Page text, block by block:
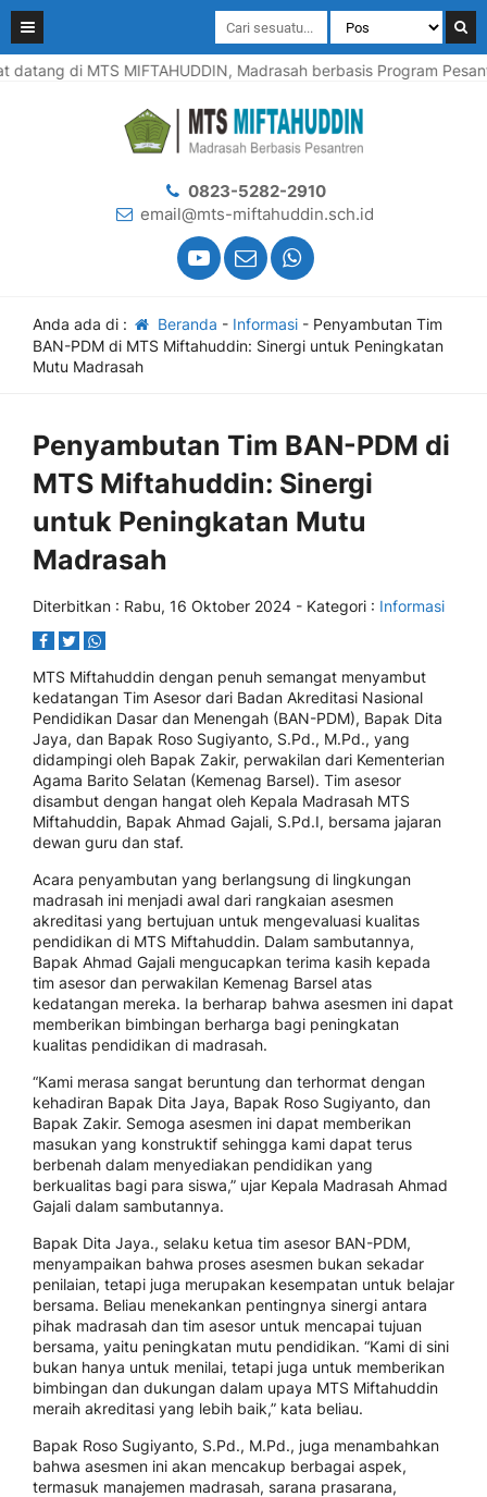
di MTS MIFTAHUDDIN, Madrasah berbasis Program
0823-5282-2910
email@mts-miftahuddin.sch.id
Anda ada di : Beranda - Informasi- Penyambutan Tim
BAN-PDM di MTS Miftahuddin: Sinergi untuk Peningkatan
Mutu Madrasah
Penyambutan Tim BAN-PDM di
MTS Miftahuddin: Sinergi
untuk Peningkatan Mutu
Madrasah
Diterbitkan : Rabu, 16 Oktober 2024 - Kategori : Informasi
MTS Miftahuddin dengan penuh semangat menyambut
kedatangan Tim Asesor dari Badan Akreditasi Nasional
Pendidikan Dasar dan Menengah (BAN-PDM), Bapak Dita
Jaya, dan Bapak Roso Sugiyanto, S.Pd., M.Pd., yang
didampingi oleh Bapak Zakir, perwakilan dari Kementerian
Agama Barito Selatan (Kemenag Barsel). Tim asesor
disambut dengan hangat oleh Kepala Madrasah MTS
Miftahuddin, Bapak Ahmad Gajali, S.Pd.I, bersama jajaran
dewan guru dan staf.
Acara penyambutan yang berlangsung di lingkungan
madrasah ini menjadi awal dari rangkaian asesmen
akreditasi yang bertujuan untuk mengevaluasi kualitas
pendidikan di MTS Miftahuddin. Dalam sambutannya,
Bapak Ahmad Gajali mengucapkan terima kasih kepada
tim asesor dan perwakilan Kemenag Barsel atas
kedatangan mereka. Ia berharap bahwa asesmen ini dapat
memberikan bimbingan berharga bagi peningkatan
kualitas pendidikan di madrasah.
“Kami merasa sangat beruntung dan terhormat dengan
kehadiran Bapak Dita Jaya, Bapak Roso Sugiyanto, dan
Bapak Zakir. Semoga asesmen ini dapat memberikan
masukan yang konstruktif sehingga kami dapat terus
berbenah dalam menyediakan pendidikan yang
berkualitas bagi para siswa,” ujar Kepala Madrasah Ahmad
Gajali dalam sambutannya.
Bapak Dita Jaya., selaku ketua tim asesor BAN-PDM,
menyampaikan bahwa proses asesmen bukan sekadar
penilaian, tetapi juga merupakan kesempatan untuk belajar
bersama. Beliau menekankan pentingnya sinergi antara
pihak madrasah dan tim asesor untuk mencapai tujuan
bersama, yaitu peningkatan mutu pendidikan. “Kami di sini
bukan hanya untuk menilai, tetapi juga untuk memberikan
bimbingan dan dukungan dalam upaya MTS Miftahuddin
meraih akreditasi yang lebih baik,” kata beliau.
Bapak Roso Sugiyanto, S.Pd., M.Pd., juga menambahkan
bahwa asesmen ini akan mencakup berbagai aspek,
termasuk manajemen madrasah, sarana prasarana,